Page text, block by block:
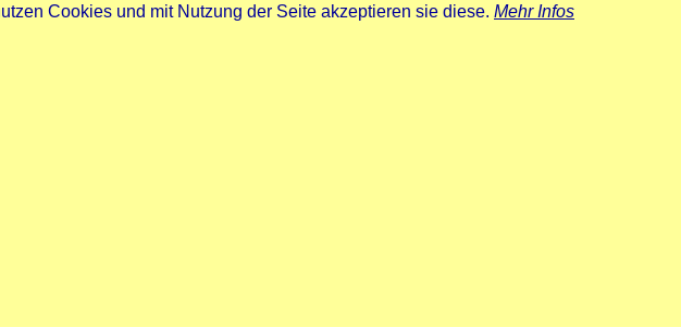
Cookies und mit Nutzung der Seite akzeptieren sie diese. Mehr Infos